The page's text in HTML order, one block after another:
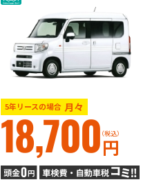
5年リースの場合 月々
18,700円
（税込）